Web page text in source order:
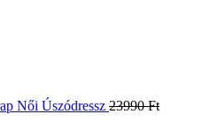
Női Úszódressz 23990Ft